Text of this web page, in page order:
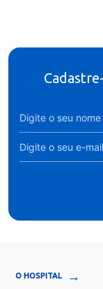
O HOSPITAL →